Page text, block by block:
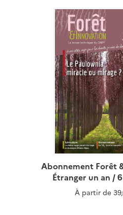
Abonnement Forêt
Étranger un an /
À partir de